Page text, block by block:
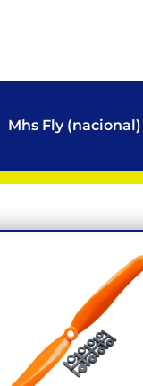
Mhs Fly (nacional)